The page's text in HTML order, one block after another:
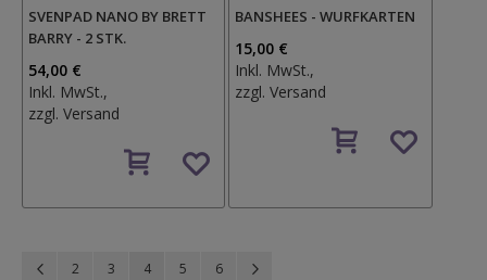
SVENPAD NANO BY BRETT
BARRY - 2 STK.
54,00 €
Inkl. MwSt.,
zzgl. Versand
den
BANSHEES - WURFKARTEN
15,00 €
Inkl. MwSt.,
zzgl.Versand
den
Seite Seite
Zurück
Seite
2 Seite
3 Sie lesen gerade Seite
4 Seite
5 Seite
6